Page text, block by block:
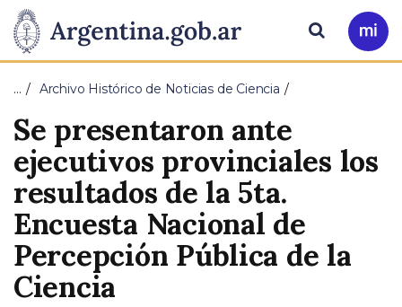
Presidencia
de
la
Nación
Pasar al contenido principal
Ir
a
Buscar
… Archivo Histórico de Noticias de Ciencia
Se presentaron ante
ejecutivos provinciales los
resultados de la 5ta.
Encuesta Nacional de
Percepción Pública de la
Ciencia